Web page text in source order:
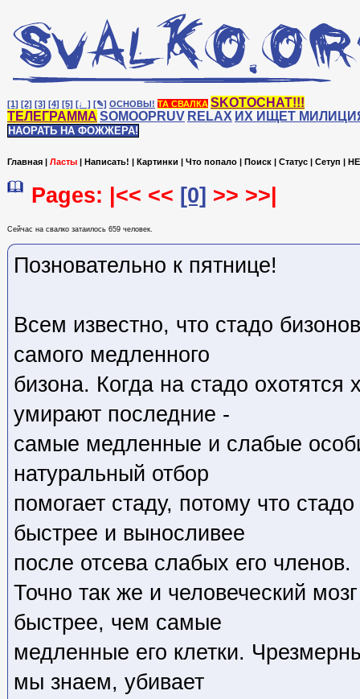
[1] [2] [3] [4] [5] [♩] [✎] ОСНОВЫ! ТА СВАЛКА SKOTOCHAT!!!
ТЕЛЕГРАММА SOMOOPRUV RELAX ИХ ИЩЕТ
НАОРАТЬ НА ФОЖЖЕРА!
Главная | Ласты | Написать! | Картинки | Что попало | Поиск | Статус | Сетуп |
Pages: |<< << [0] >> >>|
Сейчас на cвалко затаилось 659 человек.
Позновательно к пятнице!
Всем известно, что стадо
самого медленного
бизона. Когда на стадо
умирают последние -
самые медленные и слабые
натуральный отбор
помогает стаду, потому что
быстрее и выносливее
после отсева слабых его членов.
Точно так же и человеческий
быстрее, чем самые
медленные его клетки.
мы знаем, убивает